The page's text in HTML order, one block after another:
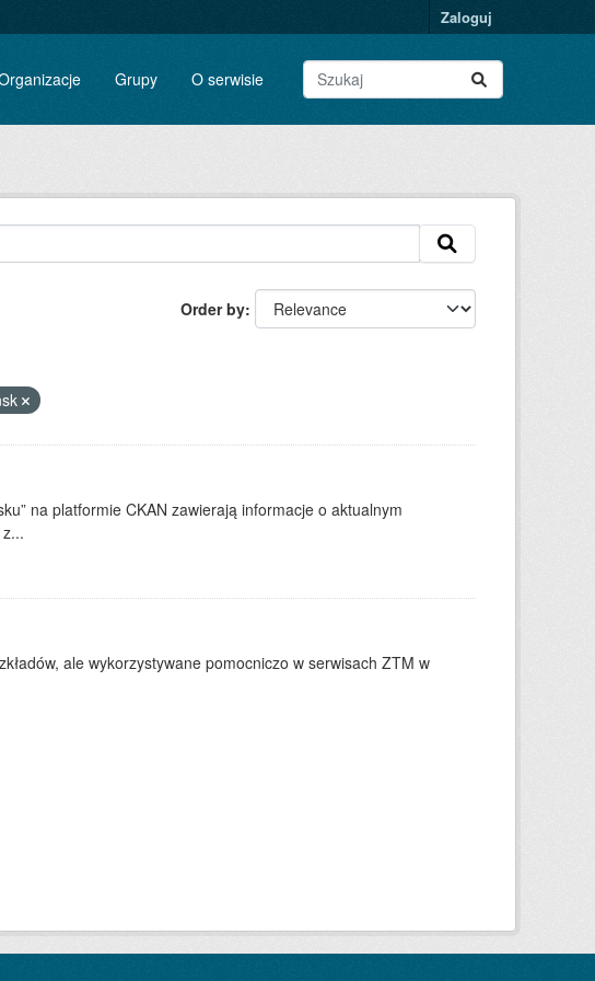
Zaloguj
Grupy O serwisie
Order by
na platformie CKAN zawierają informacje o aktualnym
ale wykorzystywane pomocniczo w serwisach ZTM w